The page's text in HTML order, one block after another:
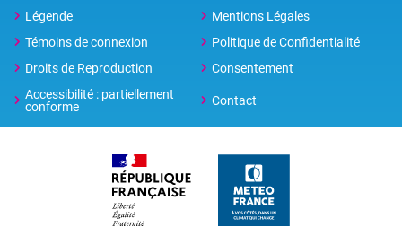
Légende
Mentions Légales
Témoins de connexion
Politique de Confidentialité
Droits de Reproduction
Consentement
Accessibilité : partiellement
conforme
Contact